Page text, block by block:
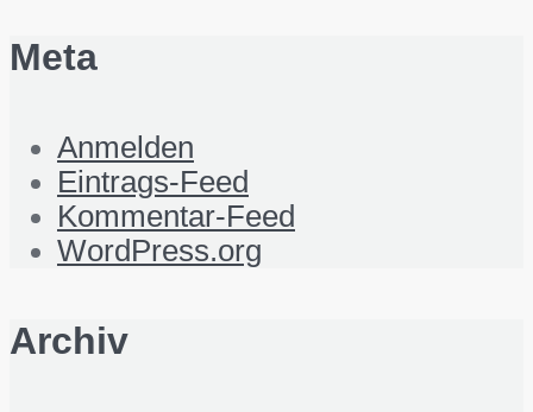
Meta
Anmelden
Eintrags-Feed
Kommentar-Feed
WordPress.org
Archiv